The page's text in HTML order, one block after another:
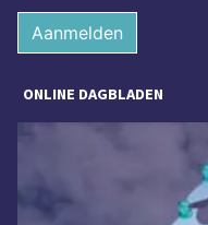
Aanmelden
ONLINE DAGBLADEN